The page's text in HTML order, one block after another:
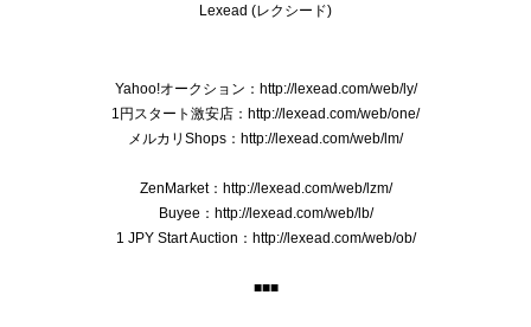
2025/08/21
Lexead (レクシード)
Yahoo!オークション：http://lexead.com/web/ly/
1円スタート激安店：http://lexead.com/web/one/
メルカリShops：http://lexead.com/web/lm/
ZenMarket：http://lexead.com/web/lzm/
Buyee：http://lexead.com/web/lb/
1 JPY Start Auction：http://lexead.com/web/ob/
■■■